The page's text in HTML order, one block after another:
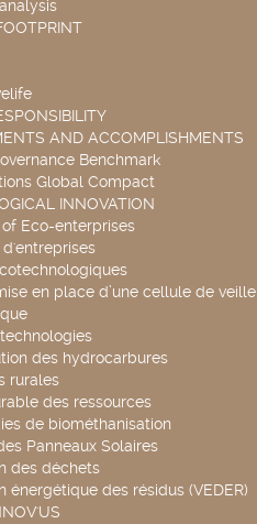
AND ACCOMPLISHMENTS
Benchmark
Global Compact
INNOVATION
Eco-enterprises
d'entreprises
en place d’une cellule de veille
des hydrocarbures
rurales
des ressources
de biométhanisation
Panneaux Solaires
des déchets
énergétique des résidus (VEDER)